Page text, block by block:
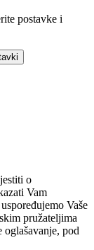
postavke i
o
Vam
Vaše
pružateljima
pod